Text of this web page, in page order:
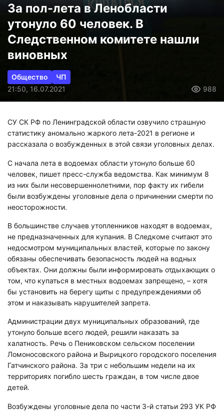
За пол-лета в Ленобласти
утонуло 60 человек. В
Следственном комитете нашли
виновных
Общество
ЧП
21:50, 16.07.2021
988
СУ СК РФ по Ленинградской области озвучило страшную
статистику аномально жаркого лета-2021 в регионе и
рассказала о возбужденных в этой связи уголовных делах.
С начала лета в водоемах области утонуло больше 60
человек, пишет пресс-служба ведомства. Как минимум 8
из них были несовершеннолетними, пор факту их гибели
были возбуждены уголовные дела о причинении смерти по
неосторожности.
В большинстве случаев утопленников находят в водоемах,
не предназначенных для купания. В Следкоме считают это
недосмотром муниципальных властей, которые по закону
обязаны обеспечивать безопасность людей на водных
объектах. Они должны были информировать отдыхающих о
том, что купаться в местных водоемах запрещено, – хотя
бы установить на берегу щиты с предупреждениями об
этом и наказывать нарушителей запрета.
Администрации двух муниципальных образований, где
утонуло больше всего людей, решили наказать за
халатность. Речь о Пениковском сельском поселении
Ломоносовского района и Вырицкого городского поселения
Гатчинского района. За три с небольшим недели на их
территориях погибло шесть граждан, в том числе двое
детей.
Возбуждены уголовные дела по части 3-й статьи 293 УК РФ